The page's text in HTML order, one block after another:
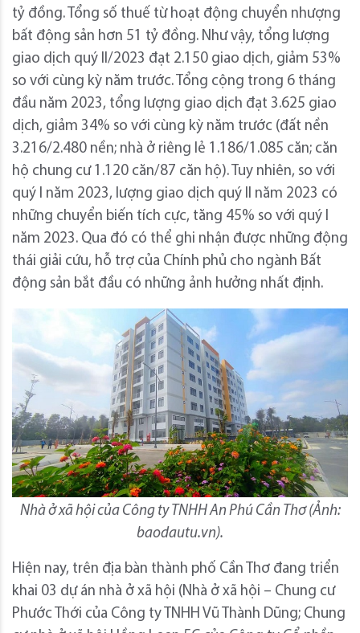
tỷ đồng. Tổng số thuế từ hoạt động chuyển nhượng
bất động sản hơn 51 tỷ đồng. Như vậy, tổng lượng
giao dịch quý II/2023 đạt 2.150 giao dịch, giảm 53%
so với cùng kỳ năm trước. Tổng cộng trong 6 tháng
đầu năm 2023, tổng lượng giao dịch đạt 3.625 giao
dịch, giảm 34% so với cùng kỳ năm trước (đất nền
3.216/2.480 nền; nhà ở riêng lẻ 1.186/1.085 căn; căn
hộ chung cư 1.120 căn/87 căn hộ). Tuy nhiên, so với
quý I năm 2023, lượng giao dịch quý II năm 2023 có
những chuyển biến tích cực, tăng 45% so với quý I
năm 2023. Qua đó có thể ghi nhận được những động
thái giải cứu, hỗ trợ của Chính phủ cho ngành Bất
động sản bắt đầu có những ảnh hưởng nhất định.
Nhà ở xã hội của Công ty TNHH An Phú Cần Thơ (Ảnh:
baodautu.vn).
Hiện nay, trên địa bàn thành phố Cần Thơ đang triển
khai 03 dự án nhà ở xã hội (Nhà ở xã hội – Chung cư
Phước Thới của Công ty TNHH Vũ Thành Dũng; Chung